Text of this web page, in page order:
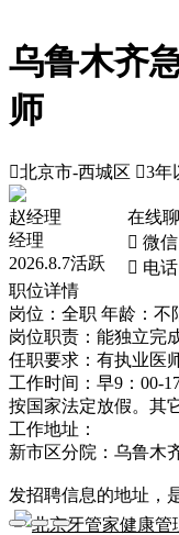
乌鲁木齐
师
北京市-西城区 3年
赵经理
经理
2026.8.7活跃
在线聊
 微信
 电话
职位详情
岗位：全职 年龄：不
岗位职责：能独立完
任职要求：有执业医
工作时间：早9：00-
按国家法定放假。其
工作地址：
新市区分院：乌鲁木
发招聘信息的地址，
北京牙管家健康管